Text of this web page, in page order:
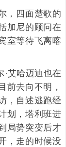
，四面楚歌的
加尼的顾问在
室等待飞离喀
·艾哈迈迪也在
前去向不明，
，自述逃跑经
划，塔利班进
局势突变后才
，走的时候没